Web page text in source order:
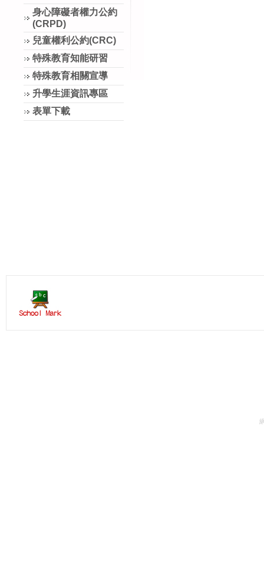
身心障礙者權力公約
(CRPD)
兒童權利公約(CRC)
特殊教育知能研習
特殊教育相關宣導
升學生涯資訊專區
表單下載